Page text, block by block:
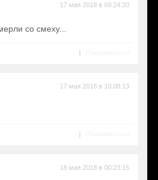
17 мая 2018 в 09:24:20
со смеху...
|
17 мая 2018 в 10:08:13
|
18 мая 2018 в 00:23:15